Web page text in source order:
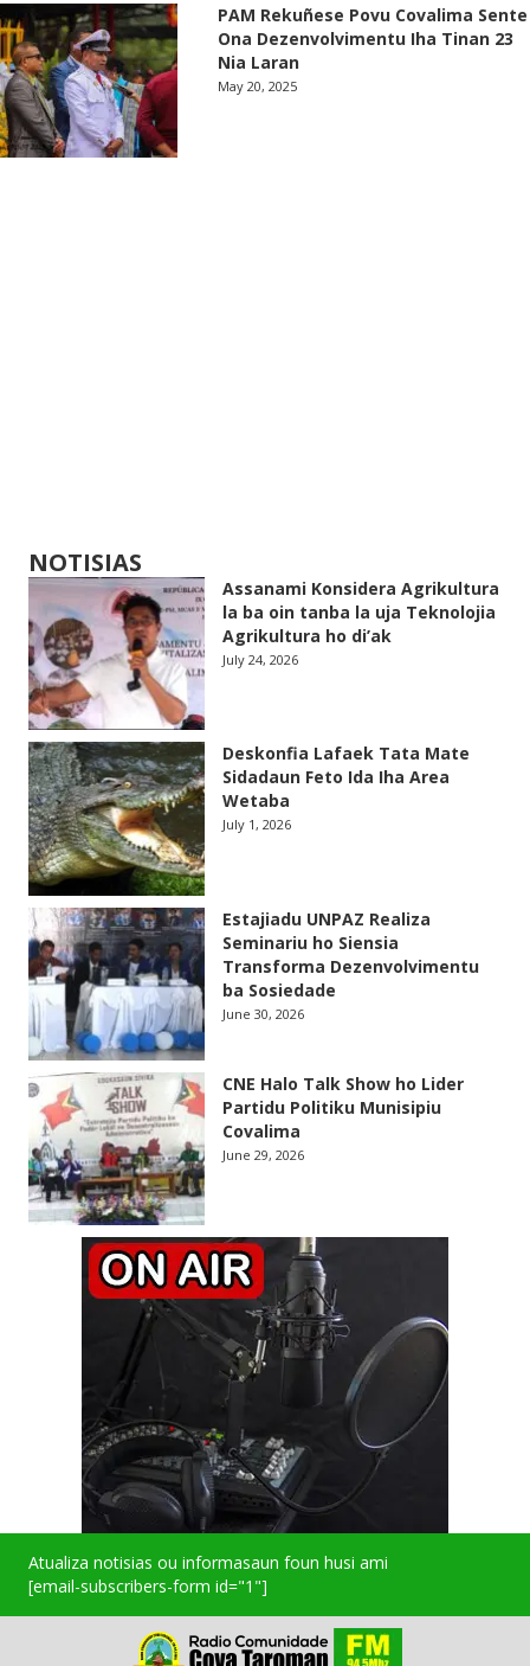
PAM Rekuñese Povu Covalima Sente
Ona Dezenvolvimentu Iha Tinan 23
Nia Laran
May 20, 2025
NOTISIAS
Assanami Konsidera Agrikultura
la ba oin tanba la uja Teknolojia
Agrikultura ho di’ak
July 24, 2026
Deskonfia Lafaek Tata Mate
Sidadaun Feto Ida Iha Area
Wetaba
July 1, 2026
Estajiadu UNPAZ Realiza
Seminariu ho Siensia
Transforma Dezenvolvimentu
ba Sosiedade
June 30, 2026
CNE Halo Talk Show ho Lider
Partidu Politiku Munisipiu
Covalima
June 29, 2026
Atualiza notisias ou informasaun foun husi ami
[email-subscribers-form id="1"]